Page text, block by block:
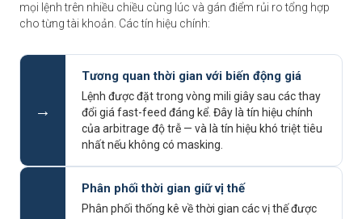
mọi lệnh trên nhiều chiều cùng lúc và gán điểm rủi ro tổng hợp
cho từng tài khoản. Các tín hiệu chính:
→
Tương quan thời gian với biến động giá
Lệnh được đặt trong vòng mili giây sau các thay
đổi giá fast-feed đáng kể. Đây là tín hiệu chính
của arbitrage độ trễ — và là tín hiệu khó triệt tiêu
nhất nếu không có masking.
Phân phối thời gian giữ vị thế
Phân phối thống kê về thời gian các vị thế được